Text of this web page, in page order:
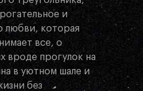
и
любви, которая
все, о
вроде прогулок на
в уютном шале и
без